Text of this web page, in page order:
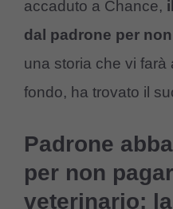
accaduto a Chance,
dal padrone per
una storia che vi farà
fondo, ha trovato il
Padrone
per non
veterinario: